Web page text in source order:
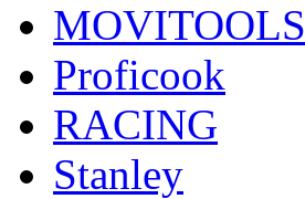
MOVITOOLS
Proficook
RACING
Stanley